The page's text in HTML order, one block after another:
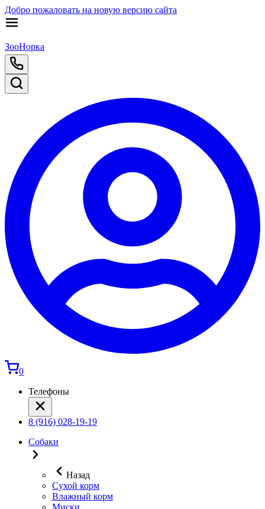
Добро пожаловать на новую версию сайта
ЗооНорка
0
Телефоны
8 (916) 028-19-19
Собаки
Назад
Сухой корм
Влажный корм
Миски